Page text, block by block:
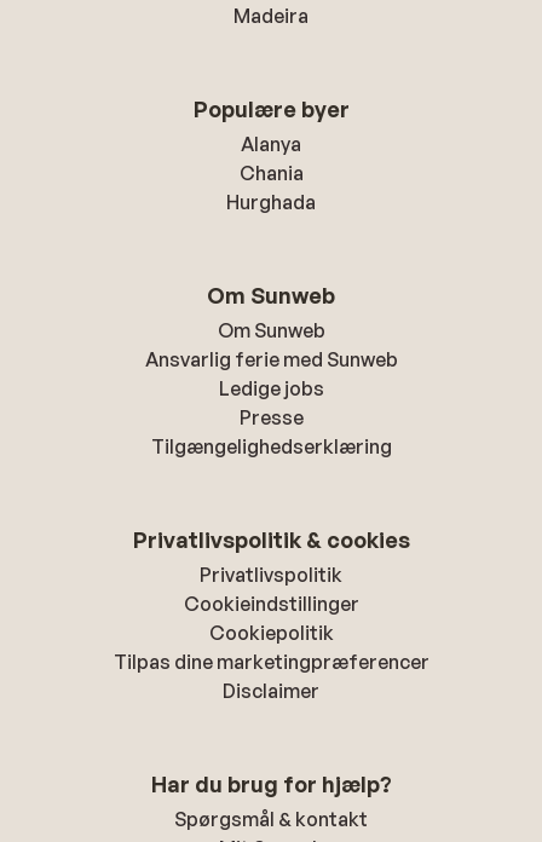
Madeira
Populære byer
Alanya
Chania
Hurghada
Om Sunweb
Om Sunweb
Ansvarlig ferie med Sunweb
Ledige jobs
Presse
Tilgængelighedserklæring
Privatlivspolitik & cookies
Privatlivspolitik
Cookieindstillinger
Cookiepolitik
Tilpas dine marketingpræferencer
Disclaimer
Har du brug for hjælp?
Spørgsmål & kontakt